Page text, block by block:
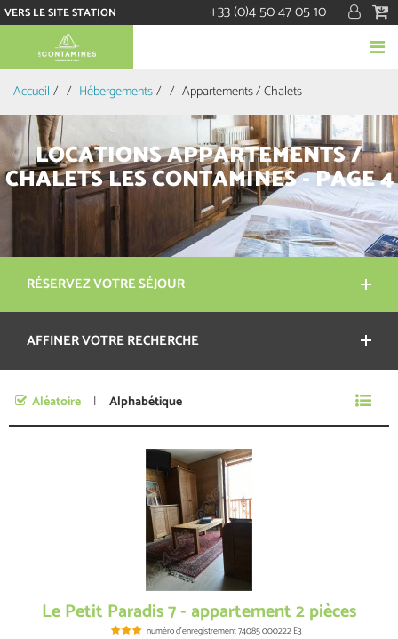
VERS LE SITE STATION +33 (0)4 50 47 05 10
Accueil / Hébergements/ Appartements / Chalets
RÉSERVEZ VOTRE SÉJOUR
Je n'ai pas de dates précises
AFFINER VOTRE RECHERCHE
LOCATIONS APPARTEMENTS /
CHALETS LES CONTAMINES - PAGE 4
Aléatoire Alphabétique
Le Petit Paradis 7 - appartement 2 pièces
numéro d'enregistrement74085 000222 E3